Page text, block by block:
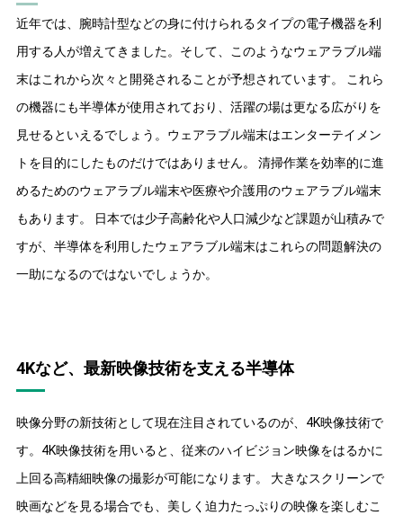
近年では、腕時計型などの身に付けられるタイプの電子機器を利
用する人が増えてきました。そして、このようなウェアラブル端
末はこれから次々と開発されることが予想されています。 これら
の機器にも半導体が使用されており、活躍の場は更なる広がりを
見せるといえるでしょう。ウェアラブル端末はエンターテイメン
トを目的にしたものだけではありません。 清掃作業を効率的に進
めるためのウェアラブル端末や医療や介護用のウェアラブル端末
もあります。 日本では少子高齢化や人口減少など課題が山積みで
すが、半導体を利用したウェアラブル端末はこれらの問題解決の
一助になるのではないでしょうか。
4Kなど、最新映像技術を支える半導体
映像分野の新技術として現在注目されているのが、4K映像技術で
す。4K映像技術を用いると、従来のハイビジョン映像をはるかに
上回る高精細映像の撮影が可能になります。 大きなスクリーンで
映画などを見る場合でも、美しく迫力たっぷりの映像を楽しむこ